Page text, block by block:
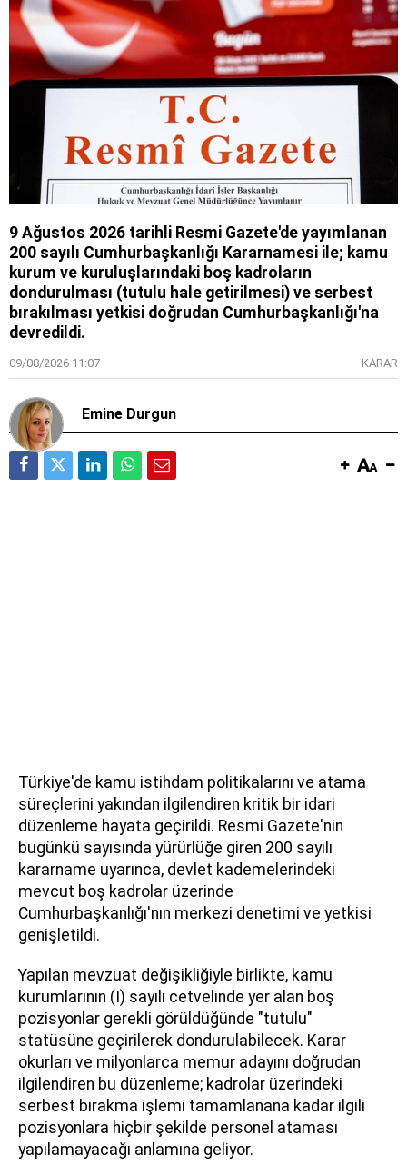
9 Ağustos 2026 tarihli Resmi Gazete'de yayımlanan
200 sayılı Cumhurbaşkanlığı Kararnamesi ile; kamu
kurum ve kuruluşlarındaki boş kadroların
dondurulması (tutulu hale getirilmesi) ve serbest
bırakılması yetkisi doğrudan Cumhurbaşkanlığı'na
devredildi.
09/08/2026 11:07 KARAR
Emine Durgun
Türkiye'de kamu istihdam politikalarını ve atama
süreçlerini yakından ilgilendiren kritik bir idari
düzenleme hayata geçirildi. Resmi Gazete'nin
bugünkü sayısında yürürlüğe giren 200 sayılı
kararname uyarınca, devlet kademelerindeki
mevcut boş kadrolar üzerinde
Cumhurbaşkanlığı'nın merkezi denetimi ve yetkisi
genişletildi.
Yapılan mevzuat değişikliğiyle birlikte, kamu
kurumlarının (I) sayılı cetvelinde yer alan boş
pozisyonlar gerekli görüldüğünde "tutulu"
statüsüne geçirilerek dondurulabilecek. Karar
okurları ve milyonlarca memur adayını doğrudan
ilgilendiren bu düzenleme; kadrolar üzerindeki
serbest bırakma işlemi tamamlanana kadar ilgili
pozisyonlara hiçbir şekilde personel ataması
yapılamayacağı anlamına geliyor.